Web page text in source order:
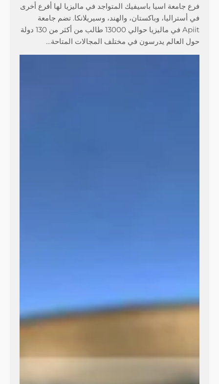
فرع جامعة اسيا باسيفيك المتواجد في ماليزيا لها أفرع أخرى
في أستراليا، وباكستان، والهند، وسيريلانكا. تضم جامعة
Apiit في ماليزيا حوالي 13000 طالب من أكثر من 130 دولة
حول العالم يدرسون في مختلف المجالات المتاحة…